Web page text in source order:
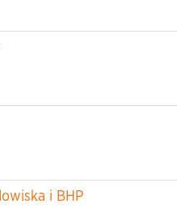
i BHP